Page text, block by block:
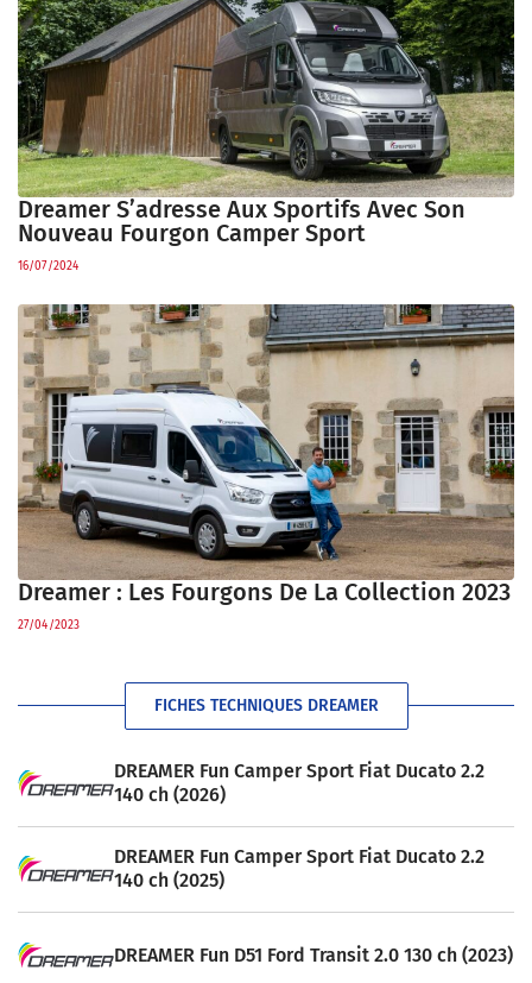
Dreamer S’adresse Aux Sportifs Avec Son
Nouveau Fourgon Camper Sport
16/07/2024
Dreamer : Les Fourgons De La Collection 2023
27/04/2023
FICHES TECHNIQUES DREAMER
DREAMER Fun Camper Sport Fiat Ducato 2.2
140 ch (2026)
DREAMER Fun Camper Sport Fiat Ducato 2.2
140 ch (2025)
DREAMER Fun D51 Ford Transit 2.0 130 ch (2023)